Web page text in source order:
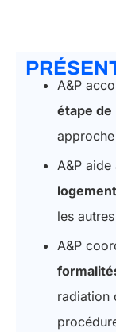
A&P
étape de
A&P
logement
les
A&P
radiation